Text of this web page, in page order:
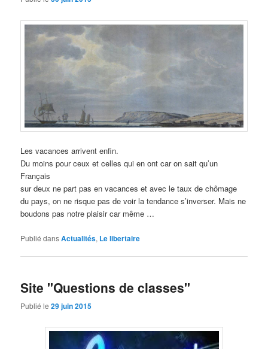
Les vacances arrivent enfin.
Du moins pour ceux et celles qui en ont car on sait qu’un
Français
sur deux ne part pas en vacances et avec le taux de chômage
du pays, on ne risque pas de voir la tendance s’inverser. Mais ne
boudons pas notre plaisir car même …
Publié dansActualités, Le libertaire
Site "Questions de classes"
Publié le29 juin 2015